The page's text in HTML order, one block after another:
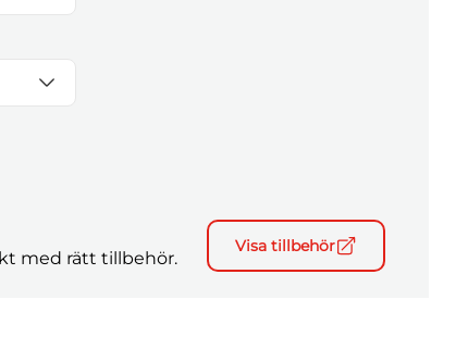
med rätt tillbehör.
Visa tillbehör